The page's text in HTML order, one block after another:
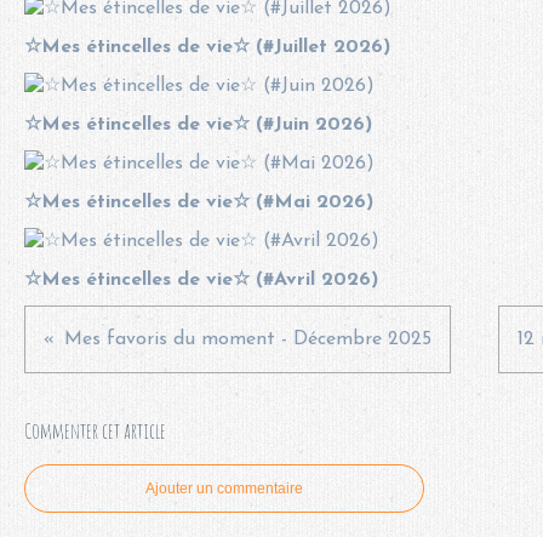
☆Mes étincelles de vie☆ (#Juillet 2026)
☆Mes étincelles de vie☆ (#Juin 2026)
☆Mes étincelles de vie☆ (#Mai 2026)
☆Mes étincelles de vie☆ (#Avril 2026)
Mes favoris du moment - Décembre 2025
Commenter cet article
Ajouter un commentaire